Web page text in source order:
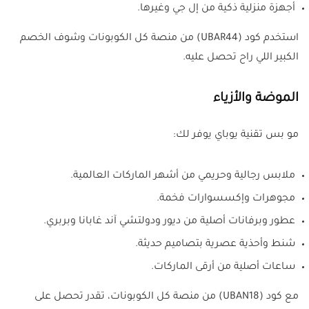
أجهزة منزلية ذكية من إل جي وغيرها.
استخدم كود (UBAR44) من منصة كل الكوبونات وشوف الخصم
الكبير اللي راح تحصل عليه.
الموضة والأزياء
مو بس تقنية يوباي يوفر لك:
ملابس رجالية وحريمي من أشهر الماركات العالمية.
مجوهرات وإكسسوارات فخمة.
عطور وبرفانات أصلية من ديور ودولتشي آند غابانا وبربري.
شنط وأحذية عصرية بتصاميم حديثة.
ساعات أصلية من أرقى الماركات.
مع كود (UBAN18) من منصة كل الكوبونات، تقدر تحصل على